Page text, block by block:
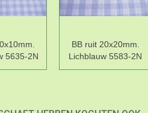
5635-2N
BB ruit 20x20mm.
Lichblauw 5583-2N